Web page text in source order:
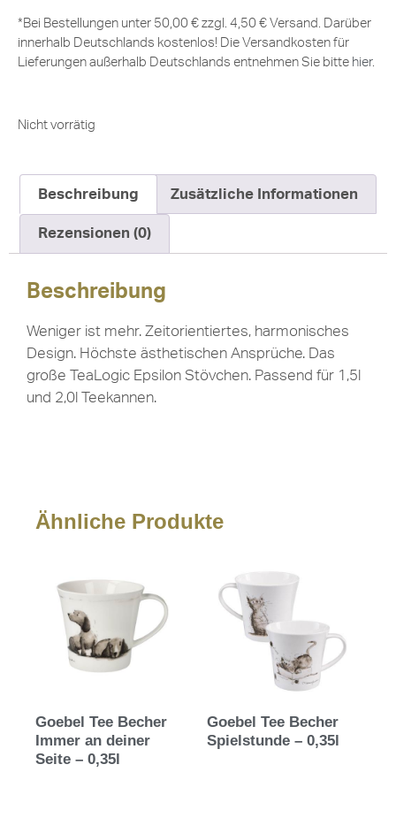
*Bei Bestellungen unter 50,00 € zzgl. 4,50 € Versand. Darüber
innerhalb Deutschlands kostenlos! Die Versandkosten für
Lieferungen außerhalb Deutschlands entnehmen Sie bitte hier.
Nicht vorrätig
Beschreibung Zusätzliche Informationen
Rezensionen (0)
Beschreibung
Weniger ist mehr. Zeitorientiertes, harmonisches
Design. Höchste ästhetischen Ansprüche. Das
große TeaLogic Epsilon Stövchen. Passend für 1,5l
und 2,0l Teekannen.
Ähnliche Produkte
Goebel Tee Becher
Immer an deiner
Seite – 0,35l
Goebel Tee Becher
Spielstunde – 0,35l